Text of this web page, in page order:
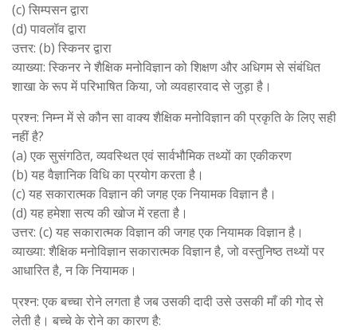
(c) सिम्पसन द्वारा
(d) पावलॉव द्वारा
उत्तर: (b) स्किनर द्वारा
व्याख्या: स्किनर ने शैक्षिक मनोविज्ञान को शिक्षण और अधिगम से संबंधित
शाखा के रूप में परिभाषित किया, जो व्यवहारवाद से जुड़ा है।
प्रश्न: निम्न में से कौन सा वाक्य शैक्षिक मनोविज्ञान की प्रकृति के लिए सही
नहीं है?
(a) एक सुसंगठित, व्यवस्थित एवं सार्वभौमिक तथ्यों का एकीकरण
(b) यह वैज्ञानिक विधि का प्रयोग करता है।
(c) यह सकारात्मक विज्ञान की जगह एक नियामक विज्ञान है।
(d) यह हमेशा सत्य की खोज में रहता है।
उत्तर: (c) यह सकारात्मक विज्ञान की जगह एक नियामक विज्ञान है।
व्याख्या: शैक्षिक मनोविज्ञान सकारात्मक विज्ञान है, जो वस्तुनिष्ठ तथ्यों पर
आधारित है, न कि नियामक।
प्रश्न: एक बच्चा रोने लगता है जब उसकी दादी उसे उसकी माँ की गोद से
लेती है। बच्चे के रोने का कारण है: